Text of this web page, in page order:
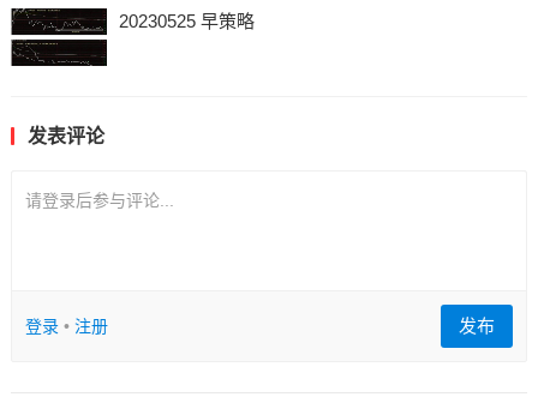
20230525 早策略
发表评论
请登录后参与评论...
登录• 注册 发布